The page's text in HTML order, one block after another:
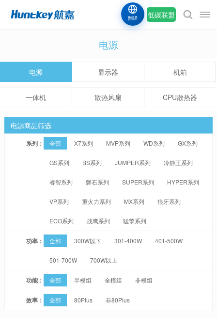
低碳联盟
翻译
电源
电源 显示器 机箱
一体机 散热风扇 CPU散热器
电源商品筛选
系列： 全部 X7系列 MVP系列 WD系列 GX系列
GS系列 BS系列 JUMPER系列 冷静王系列
睿智系列 磐石系列 SUPER系列 HYPER系列
VP系列 重火力系列 MX系列 狼牙系列
ECO系列 战鹰系列 猛擎系列
功率： 全部 300W以下 301-400W 401-500W
501-700W 700W以上
功能： 全部 半模组 全模组 非模组
效率： 全部 80Plus 非80Plus